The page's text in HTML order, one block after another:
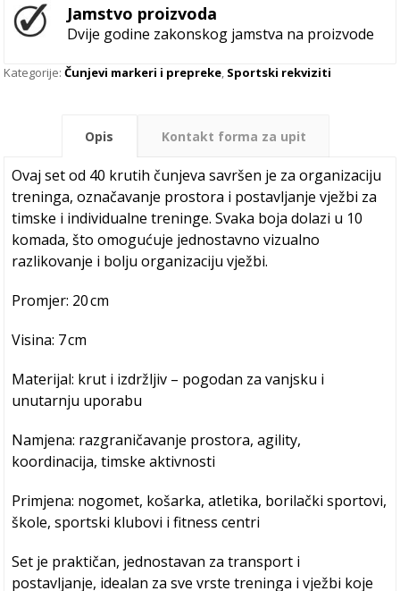
Jamstvo proizvoda
Dvije godine zakonskog jamstva na proizvode
Kategorije:Čunjevi markeri i prepreke, Sportski rekviziti
Opis Kontakt forma za upit
Ovaj set od 40 krutih čunjeva savršen je za organizaciju
treninga, označavanje prostora i postavljanje vježbi za
timske i individualne treninge. Svaka boja dolazi u 10
komada, što omogućuje jednostavno vizualno
razlikovanje i bolju organizaciju vježbi.
Promjer: 20 cm
Visina: 7 cm
Materijal: krut i izdržljiv – pogodan za vanjsku i
unutarnju uporabu
Namjena: razgraničavanje prostora, agility,
koordinacija, timske aktivnosti
Primjena: nogomet, košarka, atletika, borilački sportovi,
škole, sportski klubovi i fitness centri
Set je praktičan, jednostavan za transport i
postavljanje, idealan za sve vrste treninga i vježbi koje